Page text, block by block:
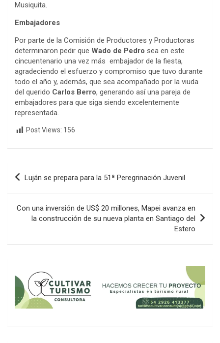
Musiquita.
Embajadores
Por parte de la Comisión de Productores y Productoras
determinaron pedir que Wado de Pedro sea en este
cincuentenario una vez más embajador de la fiesta,
agradeciendo el esfuerzo y compromiso que tuvo durante
todo el año y, además, que sea acompañado por la viuda
del querido Carlos Berro, generando así una pareja de
embajadores para que siga siendo excelentemente
representada.
Post Views: 156
Navegación
Luján se prepara para la 51ª Peregrinación Juvenil
Con una inversión de US$ 20 millones, Mapei avanza en
la construcción de su nueva planta en Santiago del
Estero